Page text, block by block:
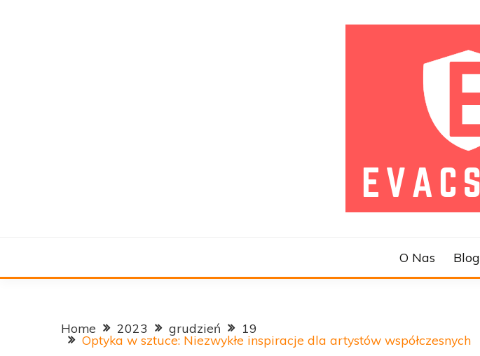
O Nas Blog
Home 2023 grudzień 19
Optyka w sztuce: Niezwykłe inspiracje dla artystów współczesnych